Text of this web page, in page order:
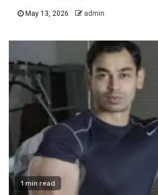
May 13, 2026 admin
1 min read